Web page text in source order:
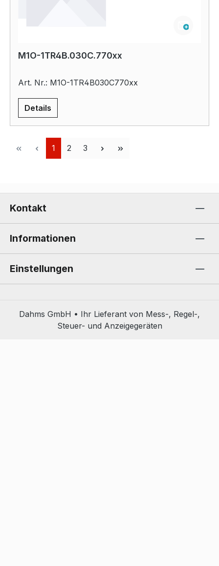
M1O-1TR4B.030C.770xx
Art. Nr.: M1O-1TR4B030C770xx
Details
Seite
1 Seite
2 Seite
3
Kontakt
Informationen
Einstellungen
Dahms GmbH • Ihr Lieferant von Mess-, Regel-,
Steuer- und Anzeigegeräten